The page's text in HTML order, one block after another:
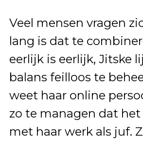
Veel mensen vragen
lang is dat te
eerlijk is eerlijk, Jitske
balans feilloos te
weet haar online
zo te managen dat
met haar werk als juf.